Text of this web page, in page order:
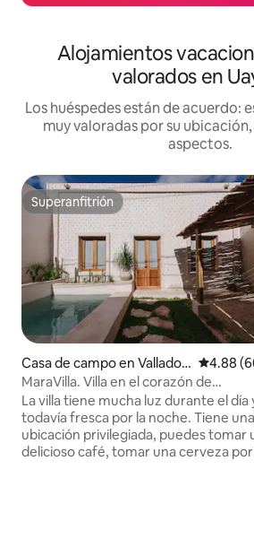
Alojamientos
valorados en
Los huéspedes están de acuerdo:
muy valoradas por su
aspectos.
Superanfitrión
Superanfitrión
Casa de campo en Valladoli
d
4.88
MaraVilla. Villa en el corazón de
Valladolid.
La villa tiene mucha luz durante el día
todavía fresca por la noche. Tiene una
ubicación privilegiada, puedes tomar
delicioso café, tomar una cerveza por